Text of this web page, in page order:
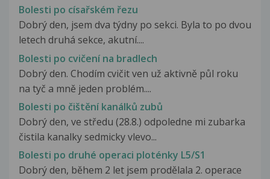
Bolesti po císařském řezu
Dobrý den, jsem dva týdny po sekci. Byla to po dvou
letech druhá sekce, akutní....
Bolesti po cvičení na bradlech
Dobrý den. Chodím cvičit ven už aktivně půl roku
na tyč a mně jeden problém....
Bolesti po čištění kanálků zubů
Dobrý den, ve středu (28.8.) odpoledne mi zubarka
čistila kanalky sedmicky vlevo...
Bolesti po druhé operaci ploténky L5/S1
Dobrý den, během 2 let jsem prodělala 2. operace